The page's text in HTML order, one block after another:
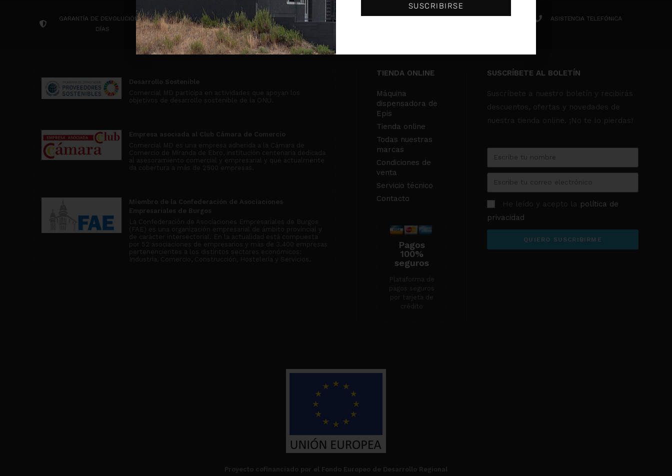
GARANTÍA DE DEVOLUCIÓN 14
DÍAS
CONTACTA POR WHATSAPP PAGOS 100% SEGUROS ASISTENCIA TELEFÓNICA
Desarrollo Sostenible
Comercial MD participa en actividades que apoyan los
objetivos de desarrollo sostenible de la ONU.
Empresa asociada al Club Cámara de Comercio
Comercial MD es una empresa adherida a la Cámara de
Comercio de Miranda de Ebro, institución centenaria dedicada
al asesoramiento comercial y empresarial y que actualmente
da cobertura a más de 2500 empresas.
Miembro de la Confederación de Asociaciones
Empresariales de Burgos
La Confederación de Asociaciones Empresariales de Burgos
(FAE) es una organización empresarial de ámbito provincial y
de carácter intersectorial. En la actualidad está compuesta
por 52 asociaciones de empresarios y más de 3.400 empresas
pertenencientes a los distintos sectores económicos:
Industria, Comercio, Construcción, Hostelería y Servicios.
TIENDA ONLINE
Máquina
dispensadora de
Epis
Tienda online
Todas nuestras
marcas
Condiciones de
venta
Servicio técnico
Contacto
Pagos
100%
seguros
Plataforma de
pagos seguros
por tarjeta de
crédito
SUSCRÍBETE AL BOLETÍN
Suscríbete a nuestro boletín y recibirás
descuentos, ofertas y novedades de
nuestra tienda online. ¡No te lo pierdas!
He leído y acepto la política de
privacidad
QUIERO SUSCRIBIRME
Proyecto cofinanciado por el Fondo Europeo de Desarrollo Regional
SUSCRIBIRSE